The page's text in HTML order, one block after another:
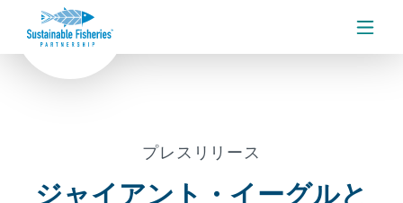
メニ
プレスリリース
ジャイアント・イーグルと